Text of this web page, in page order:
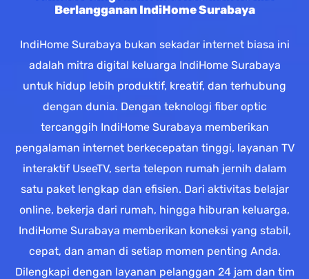
Berlangganan IndiHome Surabaya
IndiHome Surabaya bukan sekadar internet biasa ini
adalah mitra digital keluarga IndiHome Surabaya
untuk hidup lebih produktif, kreatif, dan terhubung
dengan dunia. Dengan teknologi fiber optic
tercanggih IndiHome Surabaya memberikan
pengalaman internet berkecepatan tinggi, layanan TV
interaktif UseeTV, serta telepon rumah jernih dalam
satu paket lengkap dan efisien. Dari aktivitas belajar
online, bekerja dari rumah, hingga hiburan keluarga,
IndiHome Surabaya memberikan koneksi yang stabil,
cepat, dan aman di setiap momen penting Anda.
Dilengkapi dengan layanan pelanggan 24 jam dan tim